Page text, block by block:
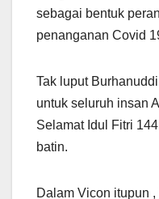
sebagai bentuk
penanganan Covid
Tak luput
untuk seluruh insan
Selamat Idul Fitri
batin.
Dalam Vicon itupun